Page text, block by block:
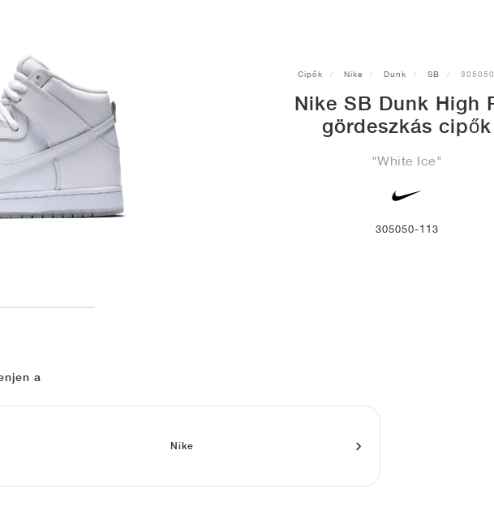
Cipők Nike Dunk SB
Nike SB Dunk High
gördeszkás cipők
"White Ice"
305050-113
a
Nike